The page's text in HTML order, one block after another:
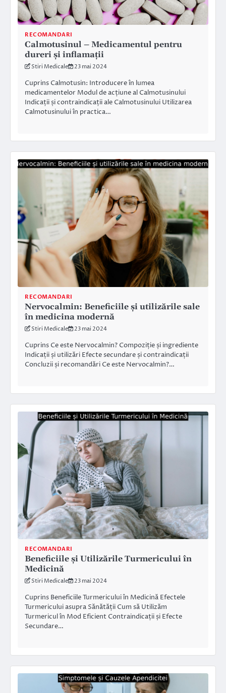
RECOMANDARI
Calmotusinul – Medicamentul pentru
dureri și inflamații
Stiri Medicale 23 mai 2024
Cuprins Calmotusin: Introducere în lumea
medicamentelor Modul de acțiune al Calmotusinului
Indicații și contraindicații ale Calmotusinului Utilizarea
Calmotusinului în practica…
RECOMANDARI
Nervocalmin: Beneficiile și utilizările sale
în medicina modernă
Stiri Medicale 23 mai 2024
Cuprins Ce este Nervocalmin? Compoziție și ingrediente
Indicații și utilizări Efecte secundare și contraindicații
Concluzii și recomandări Ce este Nervocalmin?…
RECOMANDARI
Beneficiile și Utilizările Turmericului în
Medicină
Stiri Medicale 23 mai 2024
Cuprins Beneficiile Turmericului în Medicină Efectele
Turmericului asupra Sănătății Cum să Utilizăm
Turmericul în Mod Eficient Contraindicații și Efecte
Secundare…